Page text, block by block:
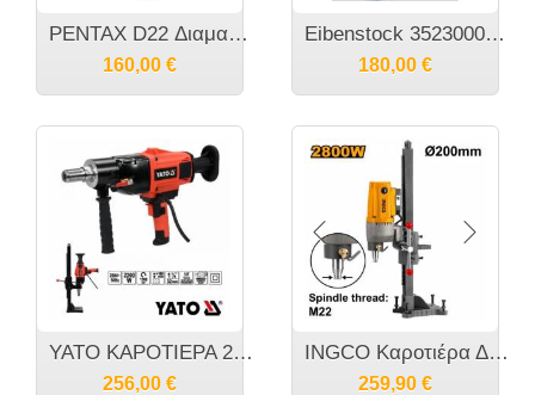
PENTAX D22 Διαμαντοκορώνες και για δράπανα SDS PLUS με M16 πάσο και για οπλισμένο μπετόν 3306868
160,00 €
Eibenstock 35230000 Adaptor Μετατροπέας πάσου Μ18Ι σε 1 1/4" για καροτιέρα με εξαγωγέα σκόνης
180,00 €
YATO ΚΑΡΟΤΙΕΡΑ 2200W YT-81980 20181980
256,00 €
INGCO Καροτιέρα Διάτρησης Μονάδα Διαμαντοτρύπανου M22 μαζί με τον αντάπτορα Μ22 σε UNC 1-1/4" 2800Watt Φ200 DDM28001
259,90 €